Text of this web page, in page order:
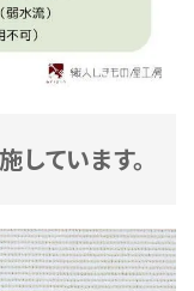
ています。